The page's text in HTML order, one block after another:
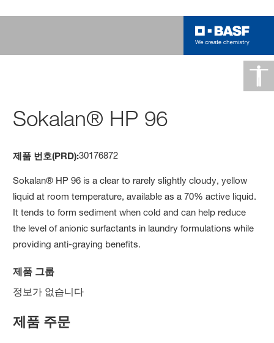
Sokalan® HP 96
제품 번호(PRD):30176872
Sokalan® HP 96 is a clear to rarely slightly cloudy, yellow
liquid at room temperature, available as a 70% active liquid.
It tends to form sediment when cold and can help reduce
the level of anionic surfactants in laundry formulations while
providing anti-graying benefits.
제품 그룹
정보가 없습니다
제품 주문